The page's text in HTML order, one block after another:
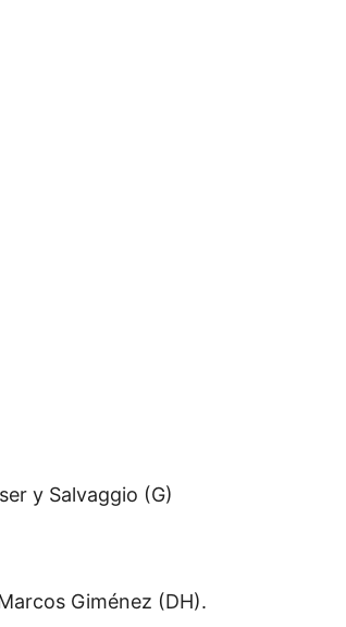
y Salvaggio (G)
Giménez (DH).